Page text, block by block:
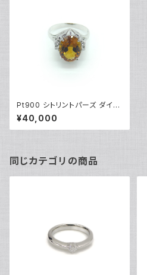
Pt900 シトリントパーズ ダイヤ
モンド デザインリング プラチナ
指輪 12号 Y02981
¥40,000
同じカテゴリの商品